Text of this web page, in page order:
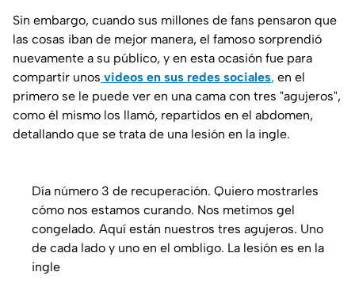
Sin embargo, cuando sus millones de fans pensaron que
las cosas iban de mejor manera, el famoso sorprendió
nuevamente a su público, y en esta ocasión fue para
compartir unos videos en sus redes sociales, en el
primero se le puede ver en una cama con tres "agujeros",
como él mismo los llamó, repartidos en el abdomen,
detallando que se trata de una lesión en la ingle.
Día número 3 de recuperación. Quiero mostrarles
cómo nos estamos curando. Nos metimos gel
congelado. Aquí están nuestros tres agujeros. Uno
de cada lado y uno en el ombligo. La lesión es en la
ingle